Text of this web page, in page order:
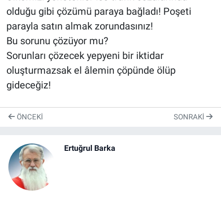
olduğu gibi çözümü paraya bağladı! Poşeti
parayla satın almak zorundasınız!
Bu sorunu çözüyor mu?
Sorunları çözecek yepyeni bir iktidar
oluşturmazsak el âlemin çöpünde ölüp
gideceğiz!
ÖNCEKI SONRAKI
Ertuğrul Barka